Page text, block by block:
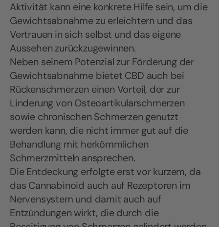
Aktivität kann eine konkrete Hilfe sein, um die
Gewichtsabnahme zu erleichtern und das
Vertrauen in sich selbst und das eigene
Aussehen zurückzugewinnen.
Neben seinem Potenzial zur Förderung der
Gewichtsabnahme bietet CBD auch bei
Rückenschmerzen einen Vorteil, der zur
Linderung von Osteoartikularschmerzen
sowie chronischen Schmerzen genutzt
werden kann, die nicht immer gut auf die
Behandlung mit herkömmlichen
Schmerzmitteln ansprechen.
Die Entdeckung erfolgte erst vor kurzem, da
das Cannabinoid auch auf Rezeptoren im
Nervensystem und damit auch auf
Entzündungen wirkt, die durch die